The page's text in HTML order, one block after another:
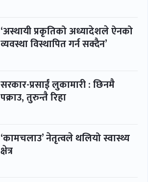
‘अस्थायी प्रकृतिको अध्यादेशले ऐनको
व्यवस्था विस्थापित गर्न सक्दैन’
सरकार-प्रसाईं लुकामारी : छिनमै
पक्राउ, तुरुन्तै रिहा
‘कामचलाउ’ नेतृत्वले थलियो स्वास्थ्य
क्षेत्र